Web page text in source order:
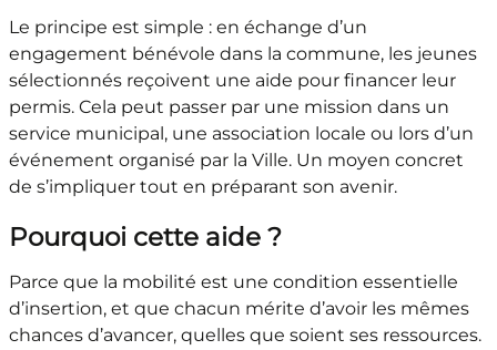
Le principe est simple : en échange d’un
engagement bénévole dans la commune, les jeunes
sélectionnés reçoivent une aide pour financer leur
permis. Cela peut passer par une mission dans un
service municipal, une association locale ou lors d’un
événement organisé par la Ville. Un moyen concret
de s’impliquer tout en préparant son avenir.
Pourquoi cette aide ?
Parce que la mobilité est une condition essentielle
d’insertion, et que chacun mérite d’avoir les mêmes
chances d’avancer, quelles que soient ses ressources.